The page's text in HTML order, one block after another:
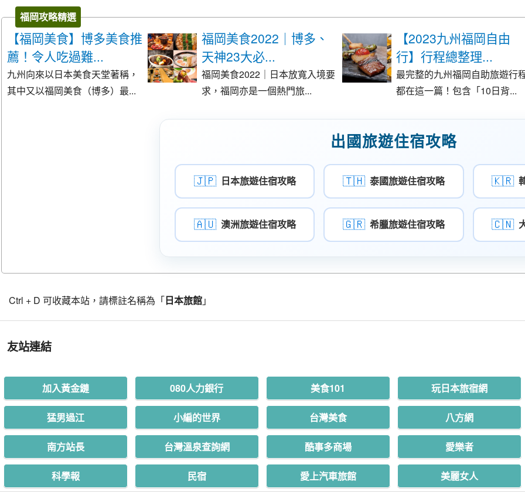
福岡攻略精選
【福岡美食】博多美食推
薦！令人吃過難...
九州向來以日本美食天堂著稱，
其中又以福岡美食（博多）最...
福岡美食2022｜博多、
天神23大必...
福岡美食2022｜日本放寬入境要
求，福岡亦是一個熱門旅...
【2023九州福岡自由
行】行程總整理...
最完整的九州福岡自助旅遊行
都在這一篇！包含「10日背...
出國旅遊住宿攻略
🇯🇵 日本旅遊住宿攻略 🇹🇭 泰國旅遊住宿攻略 🇰🇷
🇦🇺 澳洲旅遊住宿攻略 🇬🇷 希臘旅遊住宿攻略 🇨🇳
Ctrl + D 可收藏本站，請標註名稱為「日本旅館」
友站連結
加入黃金鏈 080人力銀行 美食101 玩日本旅宿網
猛男過江 小編的世界 台灣美食 八方網
南方站長 台灣溫泉查詢網 酷事多商場 愛樂者
科學報 民宿 愛上汽車旅館 美麗女人